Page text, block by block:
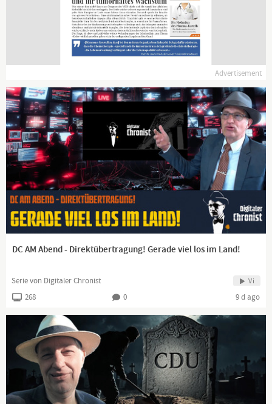
www.kla.tv/news
Advertisement
DC AM Abend - Direktübertragung! Gerade viel los im Land!
Serie von Digitaler Chronist Vi
268 0 9 d ago